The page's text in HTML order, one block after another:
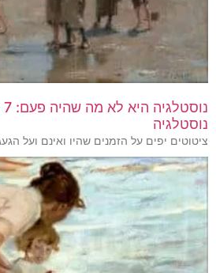
נוסטלגיה
ציטוטים יפים על הזמנים שהיו ואינם ועל